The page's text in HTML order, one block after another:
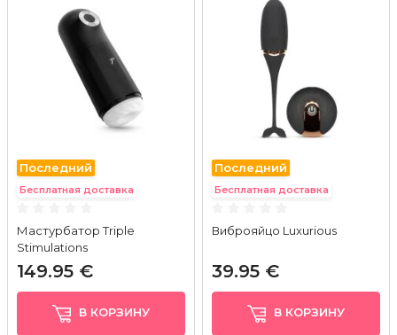
Последний
Бесплатная доставка
Мастурбатор Triple
Stimulations
149.95 €
В КОРЗИНУ
Последний
Бесплатная доставка
Виброяйцо Luxurious
39.95 €
В КОРЗИНУ